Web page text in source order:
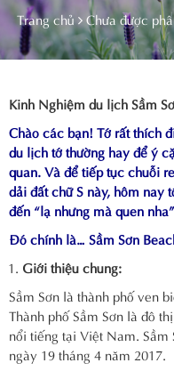
Trang chủ Chưa được
Kinh Nghiệm du lịch Sầm
Chào các bạn! Tớ rất thích
du lịch tớ thường hay để ý
quan. Và để tiếp tục chuỗi
dải đất chữ S này, hôm nay
đến “lạ nhưng mà quen nha”
Đó chính là… Sầm Sơn
Giới thiệu chung:
Sầm Sơn là thành phố ven
Thành phố Sầm Sơn là đô
nổi tiếng tại Việt Nam. Sầm
ngày 19 tháng 4 năm 2017.